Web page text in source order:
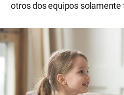
otros dos equipos solamente